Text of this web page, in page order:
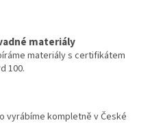
materiály
materiály s certifikátem
100.
vyrábíme kompletně v České